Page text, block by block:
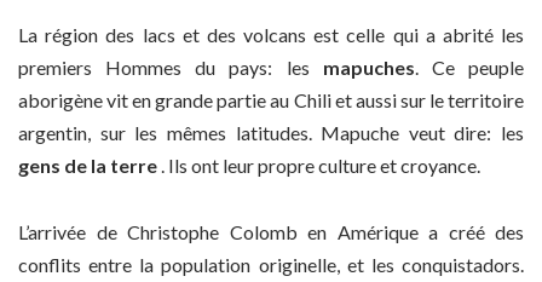
La région des lacs et des volcans est celle qui a abrité les
premiers Hommes du pays: les mapuches. Ce peuple
aborigène vit en grande partie au Chili et aussi sur le territoire
argentin, sur les mêmes latitudes. Mapuche veut dire: les
gens de la terre. Ils ont leur propre culture et croyance.
L’arrivée de Christophe Colomb en Amérique a créé des
conflits entre la population originelle, et les conquistadors.